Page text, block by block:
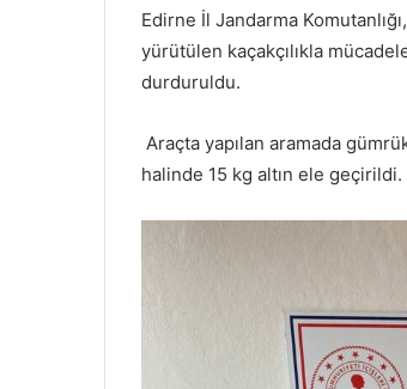
Edirne İl Jandarma
yürütülen kaçakçılıkla
durduruldu.
Araçta yapılan aramada
halinde 15 kg altın ele geçirildi.